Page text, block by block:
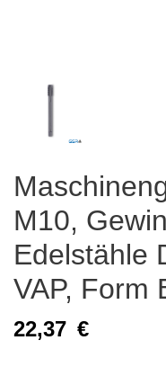
M10,
Edelstähle
VAP, Form
22,37 €